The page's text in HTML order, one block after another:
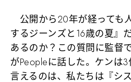
公開から20年が経っても
するジーンズと16歳の夏』
あるのか？この質問に監督
がPeopleに話した。ケンは
言えるのは、私たちは『シ